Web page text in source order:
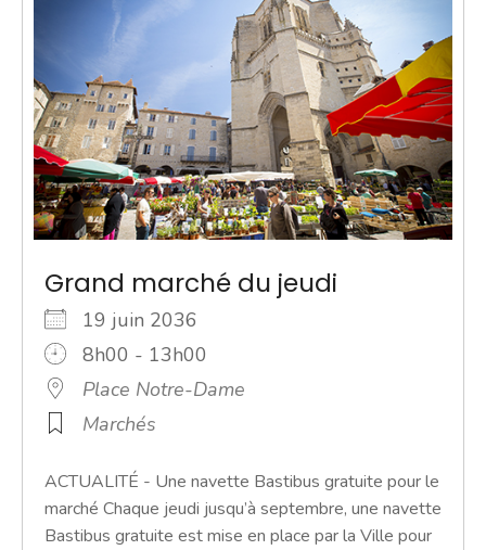
Grand marché du jeudi
19 juin 2036
8h00 - 13h00
Place Notre-Dame
Marchés
ACTUALITÉ - Une navette Bastibus gratuite pour le
marché Chaque jeudi jusqu’à septembre, une navette
Bastibus gratuite est mise en place par la Ville pour